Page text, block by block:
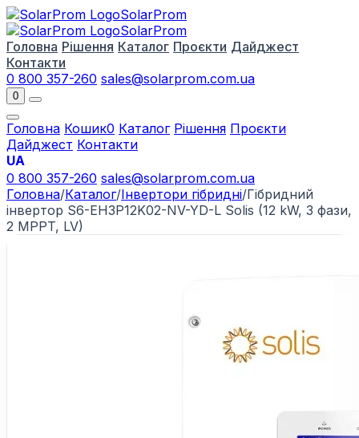
SolarProm
SolarProm
Головна Рішення Каталог Проєкти Дайджест
Контакти
0 800 357-260 sales@solarprom.com.ua
0
Головна Кошик0 Каталог Рішення Проєкти
Дайджест Контакти
UA
0 800 357-260 sales@solarprom.com.ua
Головна/Каталог/Інвертори гібридні/Гібридний
інвертор S6-ЕН3P12K02-NV-YD-L Solis (12 kW, 3 фази,
2 MPPT, LV)